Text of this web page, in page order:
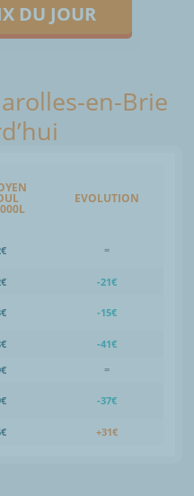
DU JOUR
en-Brie
EVOLUTION
=
-21€
-15€
-41€
=
-37€
+31€